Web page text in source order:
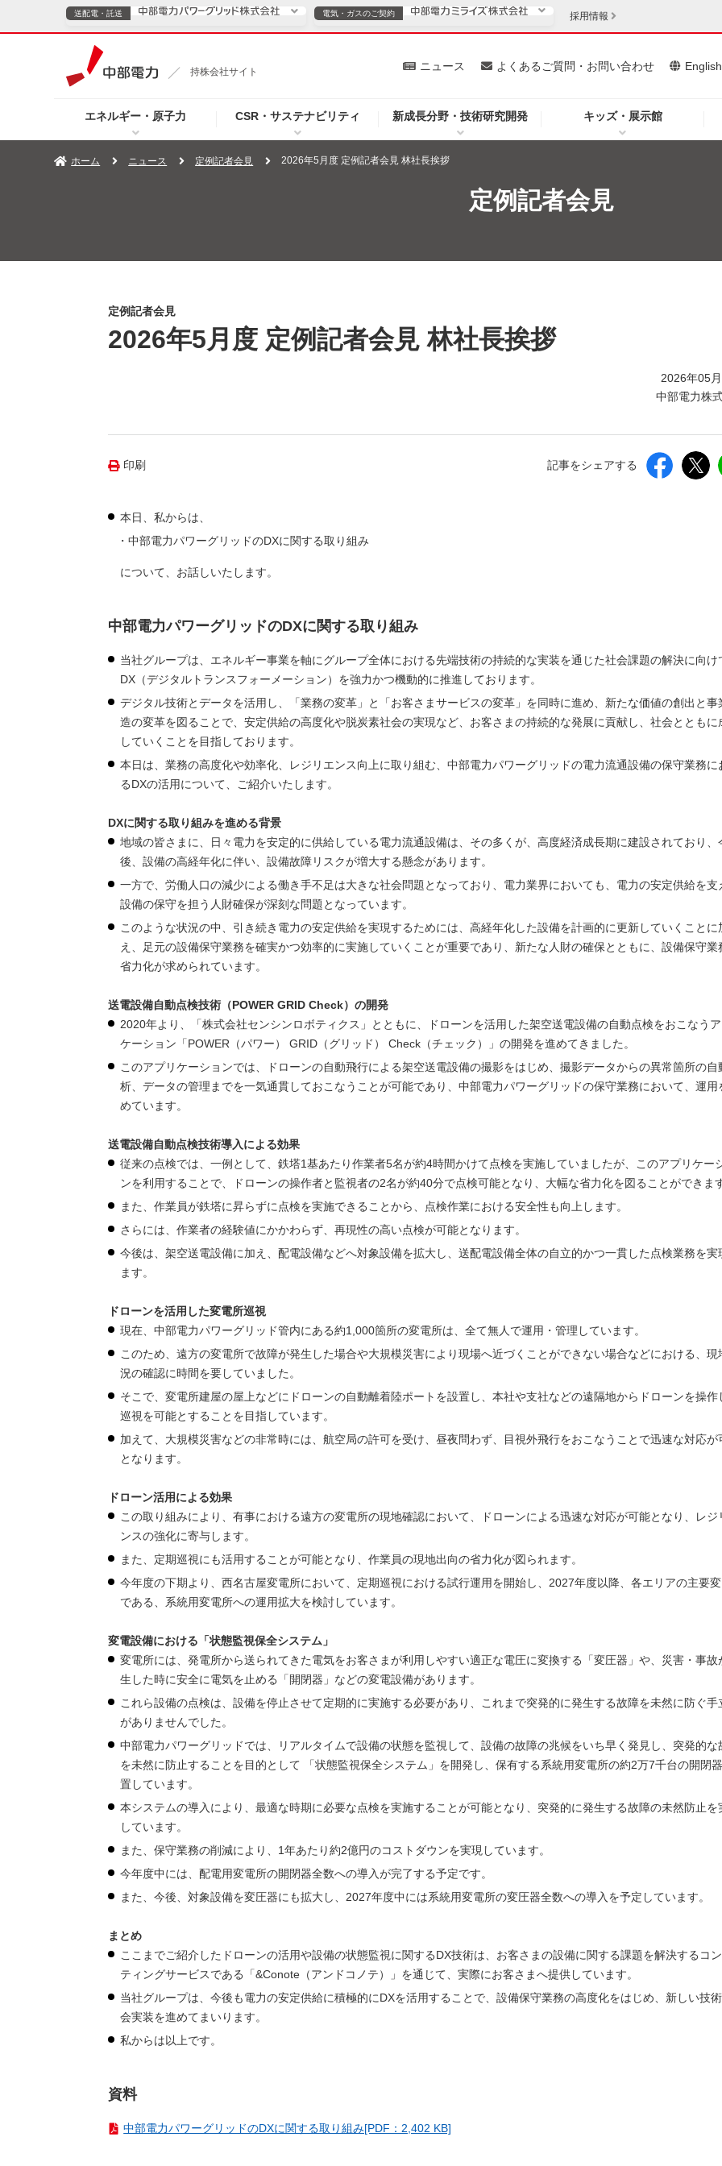
持株会社サイト
エネルギー・原子力 CSR・サステナビリティ 新成長分野・技術研究開発 キッズ・展示館
ニュース よくあるご質問・お問い合わせ English
送配電・託送
TOPページへ ご案内 安定供給
企業情報
電気・ガスのご契約
電気・ガスのご契約
TOPページへ 個人のお客さま 法人のお客さま
採用情報
ホーム ニュース 定例記者会見 2026年5月度 定例記者会見 林社長挨拶
定例記者会見
定例記者会見
2026年5月度 定例記者会見 林社長挨拶
2026年05
中部電力株
印刷 記事をシェアする
本日、私からは、
中部電力パワーグリッドのDXに関する取り組み
について、お話しいたします。
中部電力パワーグリッドのDXに関する取り組み
当社グループは、エネルギー事業を軸にグループ全体における先端技術の持続的な実装を通じた社会課題の解決に向け
DX（デジタルトランスフォーメーション）を強力かつ機動的に推進しております。
デジタル技術とデータを活用し、「業務の変革」と「お客さまサービスの変革」を同時に進め、新たな価値の創出と事
造の変革を図ることで、安定供給の高度化や脱炭素社会の実現など、お客さまの持続的な発展に貢献し、社会とともに
していくことを目指しております。
本日は、業務の高度化や効率化、レジリエンス向上に取り組む、中部電力パワーグリッドの電力流通設備の保守業務に
るDXの活用について、ご紹介いたします。
DXに関する取り組みを進める背景
地域の皆さまに、日々電力を安定的に供給している電力流通設備は、その多くが、高度経済成長期に建設されており、
後、設備の高経年化に伴い、設備故障リスクが増大する懸念があります。
一方で、労働人口の減少による働き手不足は大きな社会問題となっており、電力業界においても、電力の安定供給を支
設備の保守を担う人財確保が深刻な問題となっています。
このような状況の中、引き続き電力の安定供給を実現するためには、高経年化した設備を計画的に更新していくことに
え、足元の設備保守業務を確実かつ効率的に実施していくことが重要であり、新たな人財の確保とともに、設備保守業
省力化が求められています。
送電設備自動点検技術（POWER GRID Check）の開発
2020年より、「株式会社センシンロボティクス」とともに、ドローンを活用した架空送電設備の自動点検をおこなうア
ケーション「POWER（パワー） GRID（グリッド） Check（チェック）」の開発を進めてきました。
このアプリケーションでは、ドローンの自動飛行による架空送電設備の撮影をはじめ、撮影データからの異常箇所の自
析、データの管理までを一気通貫しておこなうことが可能であり、中部電力パワーグリッドの保守業務において、運用
めています。
送電設備自動点検技術導入による効果
従来の点検では、一例として、鉄塔1基あたり作業者5名が約4時間かけて点検を実施していましたが、このアプリケー
ンを利用することで、ドローンの操作者と監視者の2名が約40分で点検可能となり、大幅な省力化を図ることができま
また、作業員が鉄塔に昇らずに点検を実施できることから、点検作業における安全性も向上します。
さらには、作業者の経験値にかかわらず、再現性の高い点検が可能となります。
今後は、架空送電設備に加え、配電設備などへ対象設備を拡大し、送配電設備全体の自立的かつ一貫した点検業務を実
ます。
ドローンを活用した変電所巡視
現在、中部電力パワーグリッド管内にある約1,000箇所の変電所は、全て無人で運用・管理しています。
このため、遠方の変電所で故障が発生した場合や大規模災害により現場へ近づくことができない場合などにおける、現
況の確認に時間を要していました。
そこで、変電所建屋の屋上などにドローンの自動離着陸ポートを設置し、本社や支社などの遠隔地からドローンを操作
巡視を可能とすることを目指しています。
加えて、大規模災害などの非常時には、航空局の許可を受け、昼夜問わず、目視外飛行をおこなうことで迅速な対応が
となります。
ドローン活用による効果
この取り組みにより、有事における遠方の変電所の現地確認において、ドローンによる迅速な対応が可能となり、レジ
ンスの強化に寄与します。
また、定期巡視にも活用することが可能となり、作業員の現地出向の省力化が図られます。
今年度の下期より、西名古屋変電所において、定期巡視における試行運用を開始し、2027年度以降、各エリアの主要
である、系統用変電所への運用拡大を検討しています。
変電設備における「状態監視保全システム」
変電所には、発電所から送られてきた電気をお客さまが利用しやすい適正な電圧に変換する「変圧器」や、災害・事故
生した時に安全に電気を止める「開閉器」などの変電設備があります。
これら設備の点検は、設備を停止させて定期的に実施する必要があり、これまで突発的に発生する故障を未然に防ぐ手
がありませんでした。
中部電力パワーグリッドでは、リアルタイムで設備の状態を監視して、設備の故障の兆候をいち早く発見し、突発的な
を未然に防止することを目的として 「状態監視保全システム」を開発し、保有する系統用変電所の約2万7千台の開閉
置しています。
本システムの導入により、最適な時期に必要な点検を実施することが可能となり、突発的に発生する故障の未然防止を
しています。
また、保守業務の削減により、1年あたり約2億円のコストダウンを実現しています。
今年度中には、配電用変電所の開閉器全数への導入が完了する予定です。
また、今後、対象設備を変圧器にも拡大し、2027年度中には系統用変電所の変圧器全数への導入を予定しています。
まとめ
ここまでご紹介したドローンの活用や設備の状態監視に関するDX技術は、お客さまの設備に関する課題を解決するコ
ティングサービスである「&Conote（アンドコノテ）」を通じて、実際にお客さまへ提供しています。
当社グループは、今後も電力の安定供給に積極的にDXを活用することで、設備保守業務の高度化をはじめ、新しい技
会実装を進めてまいります。
私からは以上です。
資料
中部電力パワーグリッドのDXに関する取り組み[PDF：2,402 KB]